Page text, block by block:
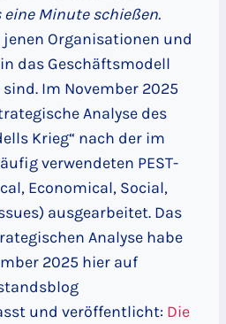
Minute schießen.
Organisationen und
das Geschäftsmodell
Im November 2025
Analyse des
Krieg“ nach der im
verwendeten PEST-
Economical, Social,
ausgearbeitet. Das
Analyse habe
2025 hier auf
und veröffentlicht: Die